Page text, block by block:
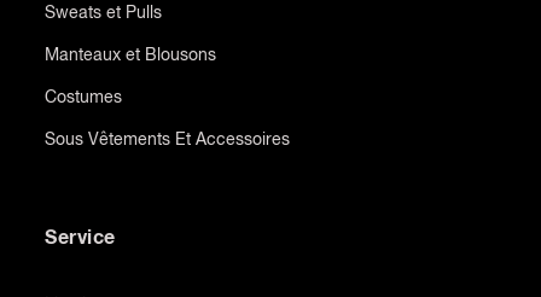
Sweats et Pulls
Manteaux et Blousons
Costumes
Sous Vêtements Et Accessoires
Service